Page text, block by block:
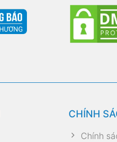
CHÍNH
Chính